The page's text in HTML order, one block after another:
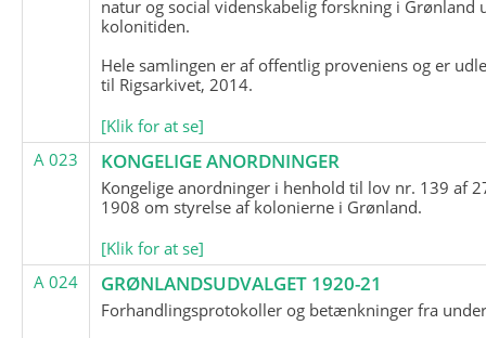
natur og social videnskabelig forskning i Grønland
kolonitiden.
Hele samlingen er af offentlig proveniens og er
til Rigsarkivet, 2014.
[Klik for at se]
A 023
KONGELIGE ANORDNINGER
Kongelige anordninger i henhold til lov nr. 139 af
1908 om styrelse af kolonierne i Grønland.
[Klik for at se]
A 024
GRØNLANDSUDVALGET 1920-21
Forhandlingsprotokoller og betænkninger fra